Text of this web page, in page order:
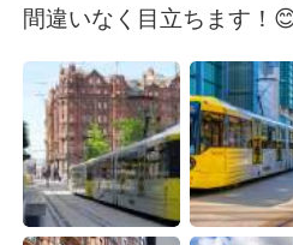
Español العربية
Français
日本語 한국어
Русский ไทย
間違いなく目立ちます！